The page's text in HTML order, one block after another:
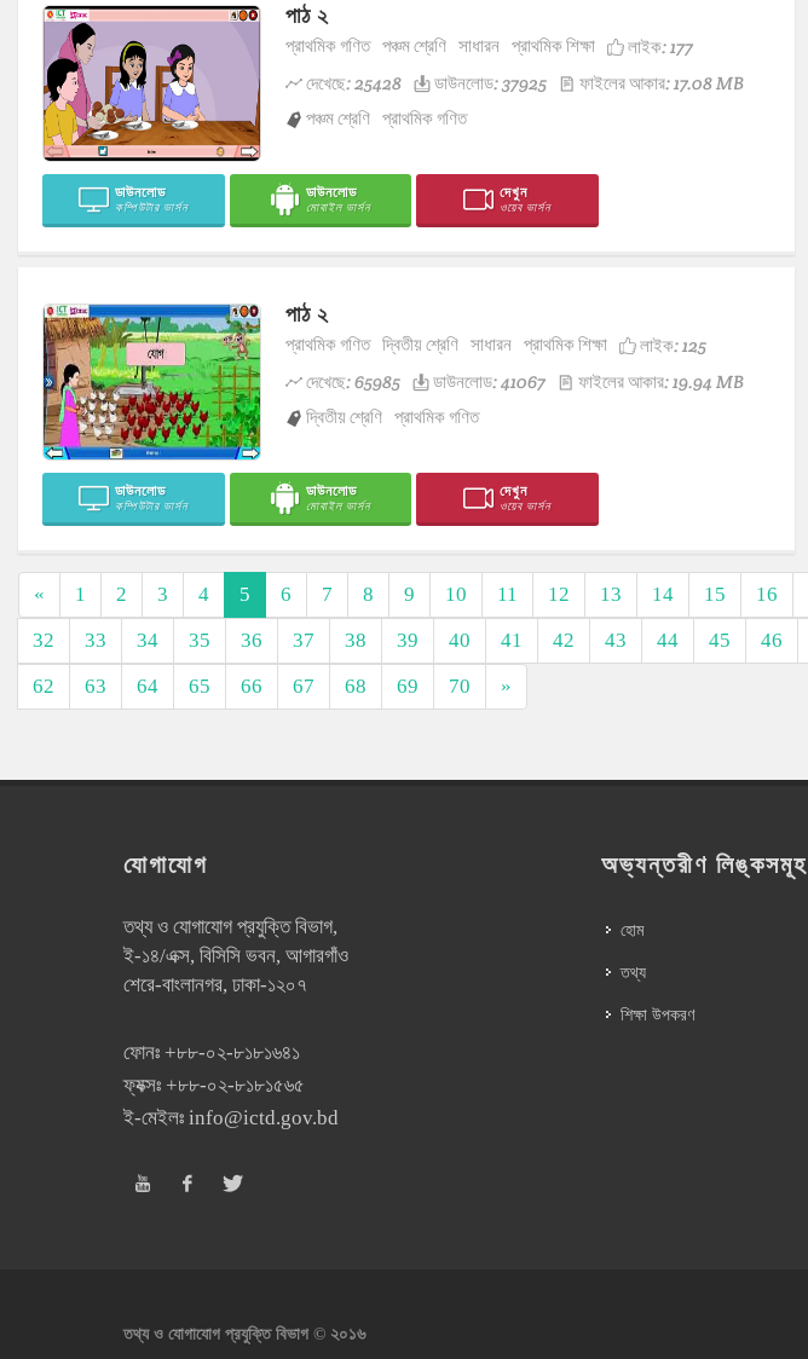
পাঠ ২
প্রাথমিক গণিত পঞ্চম শ্রেণি সাধারন প্রাথমিক শিক্ষা লাইক:177
দেখেছে: 25428
ডাউনলোড: 37925
ফাইলের আকার: 17.08 MB
পঞ্চম শ্রেণি প্রাথমিক গণিত
ডাউনলোড
কম্পিউটার ভার্সন
ডাউনলোড
মোবাইল ভার্সন
দেখুন
ওয়েব ভার্সন
পাঠ ২
প্রাথমিক গণিত দ্বিতীয় শ্রেণি সাধারন প্রাথমিক শিক্ষা লাইক:125
দেখেছে: 65985
ডাউনলোড: 41067
ফাইলের আকার: 19.94 MB
দ্বিতীয় শ্রেণি প্রাথমিক গণিত
ডাউনলোড
কম্পিউটার ভার্সন
ডাউনলোড
মোবাইল ভার্সন
দেখুন
ওয়েব ভার্সন
« 1 2 3 4 5 6 7 8 9 10 11 12 13 14 15 16
32
33 34 35 36 37 38 39 40 41 42 43 44 45 46
62
63 64 65 66 67 68 69 70 »
যোগাযোগ
তথ্য ও যোগাযোগ প্রযুক্তি বিভাগ,
ই-১৪/এক্স, বিসিসি ভবন, আগারগাঁও
শেরে-বাংলানগর, ঢাকা-১২০৭
ফোনঃ +৮৮-০২-৮১৮১৬৪১
ফ্যক্সঃ +৮৮-০২-৮১৮১৫৬৫
ই-মেইলঃ info@ictd.gov.bd
অভ্যন্তরীণ লিঙ্কসমূহ
হোম
তথ্য
শিক্ষা উপকরণ
তথ্য ও যোগাযোগ প্রযুক্তি বিভাগ © ২০১৬